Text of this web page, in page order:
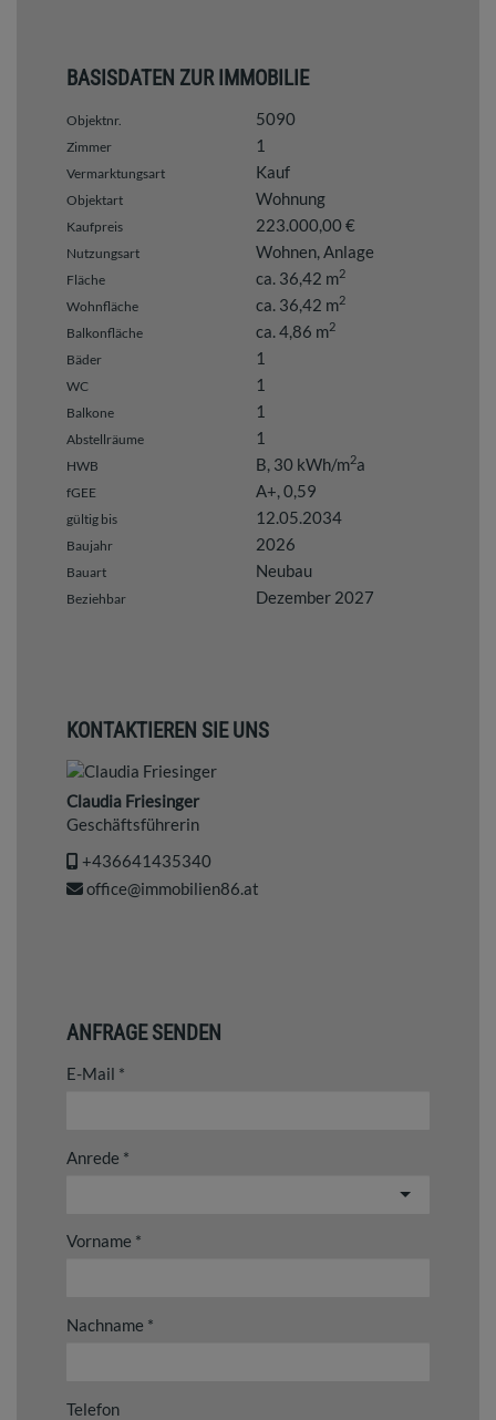
BASISDATEN ZUR IMMOBILIE
Objektnr. 5090
Zimmer 1
Vermarktungsart Kauf
Objektart Wohnung
Kaufpreis 223.000,00 €
Nutzungsart Wohnen Anlage
Fläche ca. 36,42 m2
Wohnfläche ca. 36,42 m2
Balkonfläche ca. 4,86 m2
Bäder 1
WC 1
Balkone 1
Abstellräume 1
HWB B, 30 kWh/m2a
fGEE A+, 0,59
gültig bis 12.05.2034
Baujahr 2026
Bauart Neubau
Beziehbar Dezember 2027
KONTAKTIEREN SIE UNS
Claudia Friesinger
Geschäftsführerin
+436641435340
office@immobilien86.at
ANFRAGE SENDEN
E-Mail
Anrede
Vorname
Nachname
Telefon